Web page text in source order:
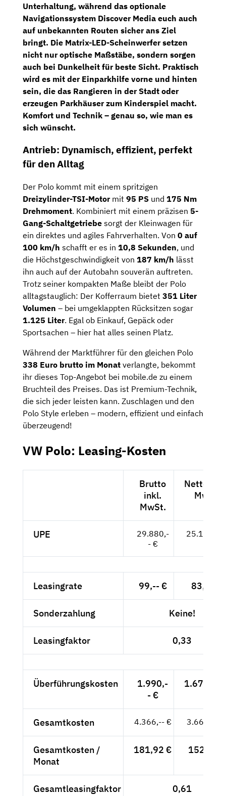
Unterhaltung, während das optionale
Navigationssystem Discover Media euch auch
auf unbekannten Routen sicher ans Ziel
bringt. Die Matrix-LED-Scheinwerfersetzen
nicht nur optische Maßstäbe, sondern sorgen
auch bei Dunkelheit für beste Sicht. Praktisch
wird es mit der Einparkhilfe vorne und hinten
sein, die das Rangieren in der Stadt oder
erzeugen Parkhäuser zum Kinderspiel macht.
Komfort und Technik – genau so, wie man es
sich wünscht.
Antrieb: Dynamisch, effizient, perfekt
für den Alltag
Der Polo kommt mit einem spritzigen
Dreizylinder-TSI-Motormit 95 PS und 175 Nm
Drehmoment. Kombiniert mit einem präzisen 5-
Gang-Schaltgetriebe sorgt der Kleinwagen für
ein direktes und agiles Fahrverhalten. Von 0 auf
100 km/h schafft er es in 10,8 Sekunden, und
die Höchstgeschwindigkeit von 187 km/h lässt
ihn auch auf der Autobahn souverän auftreten.
Trotz seiner kompakten Maße bleibt der Polo
alltagstauglich: Der Kofferraum bietet 351 Liter
Volumen – bei umgeklappten Rücksitzen sogar
1.125 Liter. Egal ob Einkauf, Gepäck oder
Sportsachen – hier hat alles seinen Platz.
Während der Marktführer für den gleichen Polo
338 Euro brutto im Monat verlangte, bekommt
ihr dieses Top-Angebot bei mobile.de zu einem
Bruchteil des Preises. Das ist Premium-Technik,
die sich jeder leisten kann. Zuschlagen und den
Polo Style erleben – modern, effizient und einfach
überzeugend!
VW Polo: Leasing-Kosten
Brutto
inkl.
MwSt.
Netto
MwSt.
UPE
29.880,-
- €
25.109,--
Leasingrate 99,-- € 83,19 €
Sonderzahlung Keine!
Leasingfaktor 0,33
Überführungskosten
1.990,-
- €
1.672,27
Gesamtkosten 4.366,-- € 3.668,91
Gesamtkosten /
Monat
181,92 € 152,87 €
Gesamtleasingfaktor 0,61